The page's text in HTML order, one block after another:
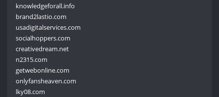
knowledgeforall.info
brand2lastio.com
usadigitalservices.com
socialhoppers.com
creativedream.net
n2315.com
getwebonline.com
onlyfansheaven.com
lky08.com